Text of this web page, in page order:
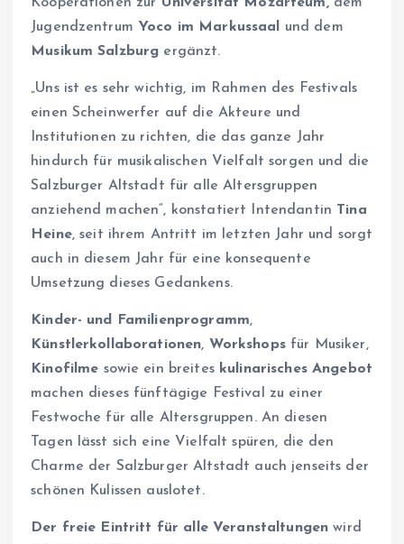
Jugendzentrum Yoco im Markussaal
und dem
Musikum Salzburg ergänzt.
„Uns ist es sehr wichtig, im Rahmen des Festivals
einen Scheinwerfer auf die Akteure und
Institutionen zu richten, die das ganze Jahr
hindurch für musikalischen Vielfalt sorgen und die
Salzburger Altstadt für alle Altersgruppen
anziehend machen“, konstatiert Intendantin Tina
Heine, seit ihrem Antritt im letzten Jahr und sorgt
auch in diesem Jahr für eine konsequente
Umsetzung dieses Gedankens.
Kinder- und Familienprogramm,
Künstlerkollaborationen, Workshopsfür Musiker,
Kinofilme sowie ein breites kulinarisches Angebot
machen dieses fünftägige Festival zu einer
Festwoche für alle Altersgruppen. An diesen
Tagen lässt sich eine Vielfalt spüren, die den
Charme der Salzburger Altstadt auch jenseits der
schönen Kulissen auslotet.
Der freie Eintritt für alle Veranstaltungen wird